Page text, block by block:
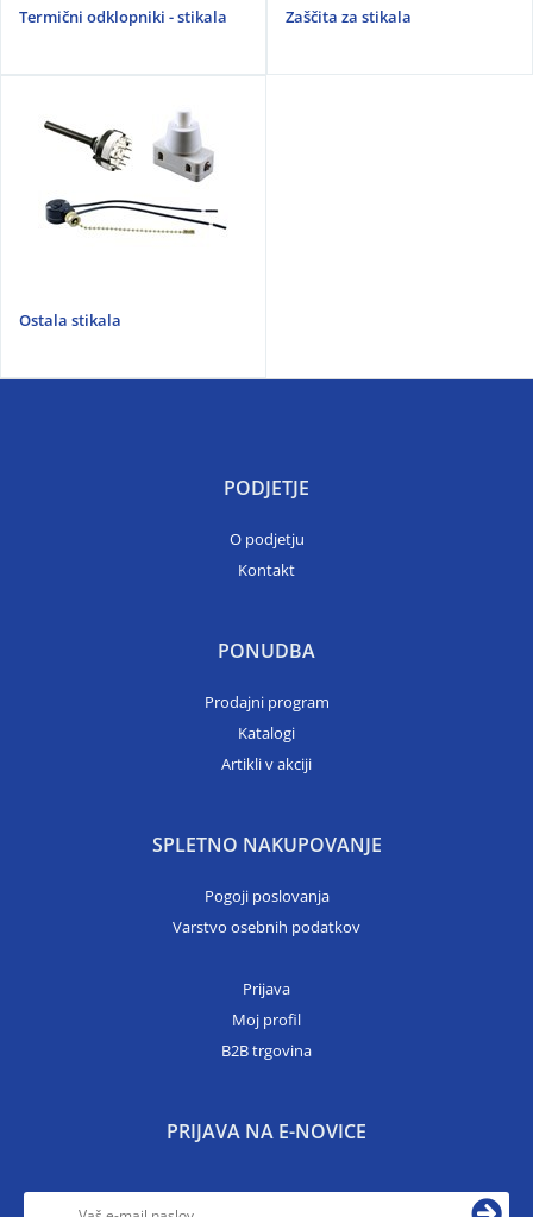
Termični odklopniki - stikala Zaščita za stikala
Ostala stikala
PODJETJE
O podjetju
Kontakt
PONUDBA
Prodajni program
Katalogi
Artikli v akciji
SPLETNO NAKUPOVANJE
Pogoji poslovanja
Varstvo osebnih podatkov
Prijava
Moj profil
B2B trgovina
PRIJAVA NA E-NOVICE